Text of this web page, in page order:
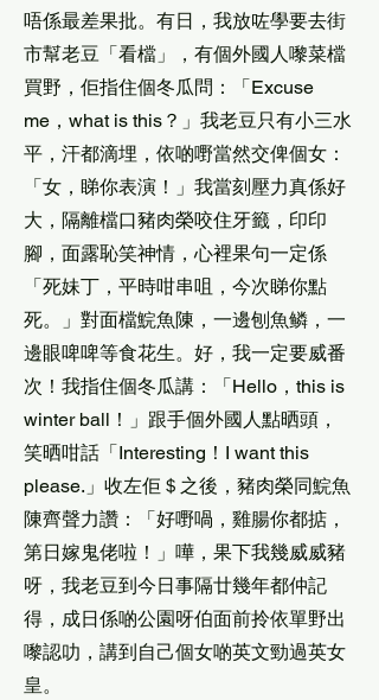
唔係最差果批。有日，我放咗學要去街
市幫老豆「看檔」，有個外國人嚟菜檔
買野，佢指住個冬瓜問：「Excuse
me，what is this？」我老豆只有小三水
平，汗都滴埋，依啲嘢當然交俾個女：
「女，睇你表演！」我當刻壓力真係好
大，隔離檔口豬肉榮咬住牙籤，印印
腳，面露恥笑神情，心裡果句一定係
「死妹丁，平時咁串咀，今次睇你點
死。」對面檔鯇魚陳，一邊刨魚鳞，一
邊眼啤啤等食花生。好，我一定要威番
次！我指住個冬瓜講：「Hello，this is
winter ball！」跟手個外國人點晒頭，
笑晒咁話「Interesting！I want this
please.」收左佢＄之後，豬肉榮同鯇魚
陳齊聲力讚：「好嘢喎，雞腸你都掂，
第日嫁鬼佬啦！」嘩，果下我幾威威豬
呀，我老豆到今日事隔廿幾年都仲記
得，成日係啲公園呀伯面前拎依單野出
嚟認叻，講到自己個女啲英文勁過英女
皇。